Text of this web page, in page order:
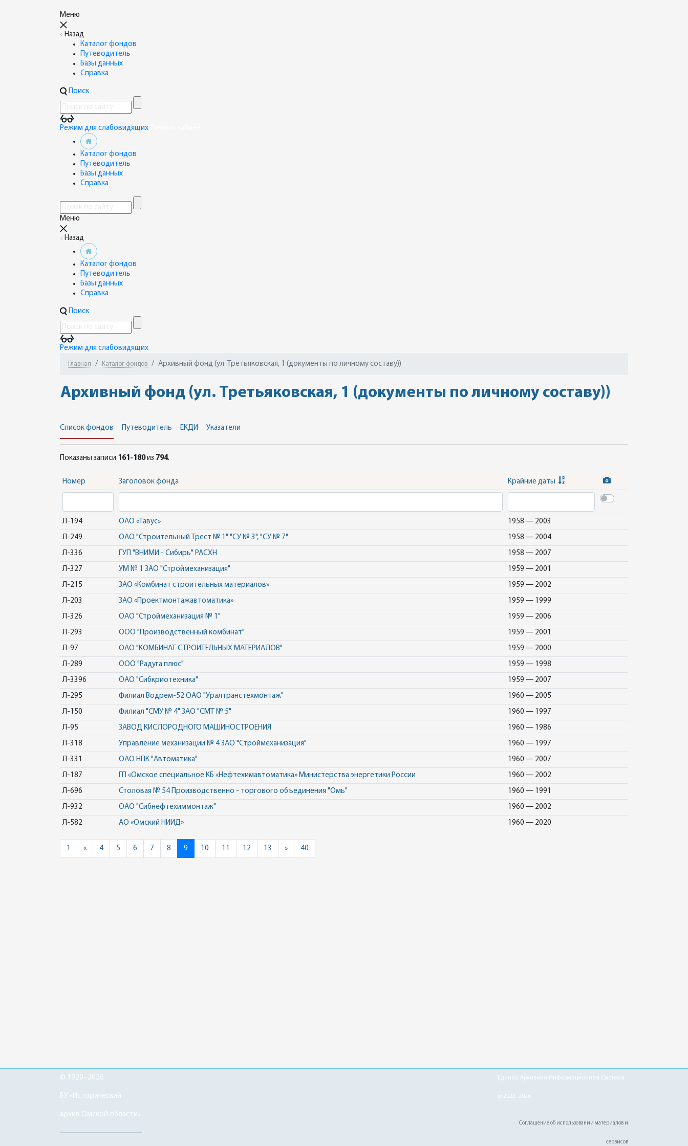
Меню
Назад
Каталог фондов
Путеводитель
Базы данных
Справка
Поиск
Режим для слабовидящих
Каталог фондов
Путеводитель
Базы данных
Справка
Меню
Назад
Каталог фондов
Путеводитель
Базы данных
Справка
Поиск
Режим для слабовидящих
Главная Каталог фондов Архивный фонд (ул. Третьяковская, 1 (документы по личному составу))
Архивный фонд (ул. Третьяковская, 1 (документы по личному составу))
Список фондов Путеводитель ЕКДИ Указатели
Показаны записи 161-180из 794.
Номер Заголовок фонда Крайние даты
Л-194 ОАО «Тавус» 1958 — 2003
Л-249 ОАО "Строительный Трест № 1" "СУ № 3", "СУ № 7" 1958 — 2004
Л-336 ГУП "ВНИМИ - Сибирь" РАСХН 1958 — 2007
Л-327 УМ № 1 ЗАО "Строймеханизация" 1959 — 2001
Л-215 ЗАО «Комбинат строительных материалов» 1959 — 2002
Л-203 ЗАО «Проектмонтажавтоматика» 1959 — 1999
Л-326 ОАО "Строймеханизация № 1" 1959 — 2006
Л-293 ООО "Производственный комбинат" 1959 — 2001
Л-97 ОАО "КОМБИНАТ СТРОИТЕЛЬНЫХ МАТЕРИАЛОВ" 1959 — 2000
Л-289 ООО "Радуга плюс" 1959 — 1998
Л-3396 ОАО "Сибкриотехника" 1959 — 2007
Л-295 Филиал Водрем-52 ОАО "Уралтранстехмонтаж" 1960 — 2005
Л-150 Филиал "СМУ № 4" ЗАО "СМТ № 5" 1960 — 1997
Л-95 ЗАВОД КИСЛОРОДНОГО МАШИНОСТРОЕНИЯ 1960 — 1986
Л-318 Управление механизации № 4 ЗАО "Строймеханизация" 1960 — 1997
Л-331 ОАО НПК "Автоматика" 1960 — 2007
Л-187 ГП «Омское специальное КБ «Нефтехимавтоматика» Министерства энергетики России 1960 — 2002
Л-696 Столовая № 54 Производственно - торгового объединения "Омь" 1960 — 1991
Л-932 ОАО "Сибнефтехиммонтаж" 1960 — 2002
Л-582 АО «Омский НИИД» 1960 — 2020
1 «Previous
4 5 6 7 8 9 10 11 12 13 »Next40
© 1920–2026
БУ «Исторический
архив Омской области»
Единая Архивная Информационная Система
© 2022–2026
Соглашение об использовании материалов и
сервисов